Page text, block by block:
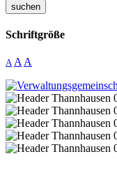
suchen
Schriftgröße
A A A